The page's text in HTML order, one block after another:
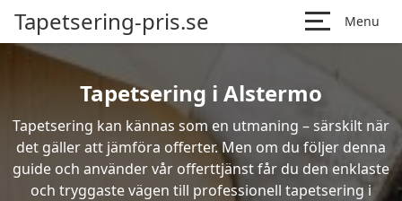
Tapetsering-pris.se Menu
Tapetsering i Alstermo
Tapetsering kan kännas som en utmaning – särskilt när
det gäller att jämföra offerter. Men om du följer denna
guide och använder vår offerttjänst får du den enklaste
och tryggaste vägen till professionell tapetsering i